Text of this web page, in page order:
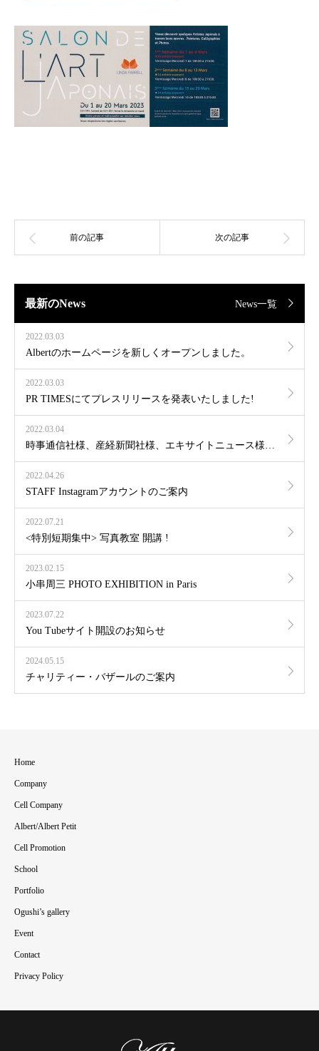
最新のNews News一覧
2022.03.03
Albertのホームページを新しくオープンしました。
2022.03.03
PR TIMESにてプレスリリースを発表いたしました!
2022.03.04
時事通信社様、産経新聞社様、エキサイトニュース様等が、弊社の取り組みを転載下さいました。
2022.04.26
STAFF Instagramアカウントのご案内
2022.07.21
<特別短期集中> 写真教室 開講 !
2023.02.15
小串周三 PHOTO EXHIBITION in Paris
2023.07.22
You Tubeサイト開設のお知らせ
2024.05.15
チャリティー・バザールのご案内
Home
Company
Cell Company
Albert/Albert Petit
Cell Promotion
School
Portfolio
Ogushi’s gallery
Event
Contact
Privacy Policy